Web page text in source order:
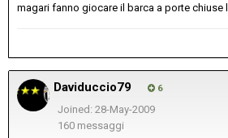
magari fanno giocare il barca a porte chiuse
Daviduccio79 6
Joined: 28-May-2009
160 messaggi